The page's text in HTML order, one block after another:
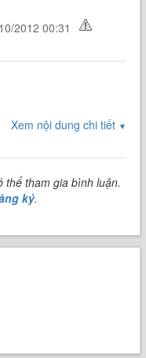
2012 00:31
Xem nội dung chi tiết ▼
thể tham gia bình luận.
ký.